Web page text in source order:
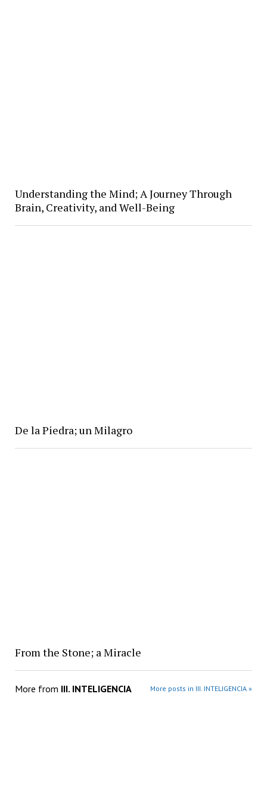
Understanding the Mind; A Journey Through
Brain, Creativity, and Well-Being
De la Piedra; un Milagro
From the Stone; a Miracle
More from III. INTELIGENCIA More posts in III. INTELIGENCIA »